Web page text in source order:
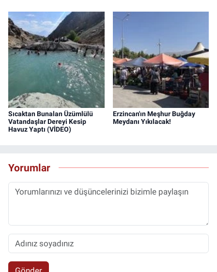
Sıcaktan Bunalan Üzümlülü
Vatandaşlar Dereyi Kesip
Havuz Yaptı (VİDEO)
Erzincan'ın Meşhur Buğday
Meydanı Yıkılacak!
Yorumlar